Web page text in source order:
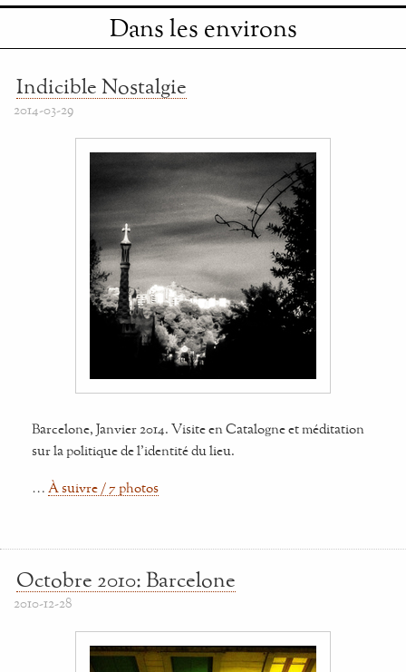
Dans les environs
Indicible Nostalgie
2014-03-29
Barcelone, Janvier 2014. Visite en Catalogne et méditation
sur la politique de l'identité du lieu.
… À suivre / 7 photos
Octobre 2010: Barcelone
2010-12-28